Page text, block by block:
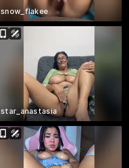
snow_flakee
star_anastasia